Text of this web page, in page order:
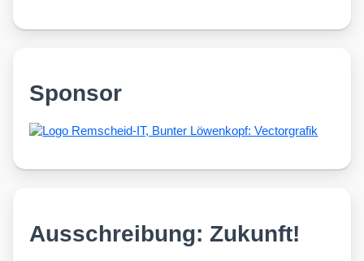
Sponsor
Ausschreibung: Zukunft!